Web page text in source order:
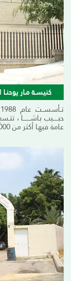
كنيسـة مـار يوحنـا
عـامة فيهـا أكثر من 20.000 كتـاب باللغـات : العربية،